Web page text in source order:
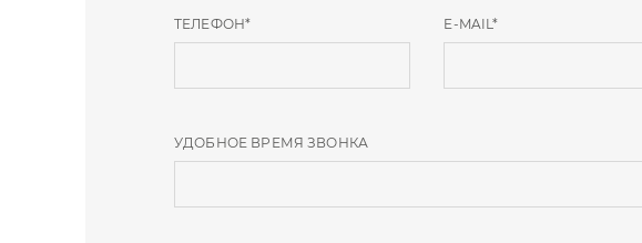
ТЕЛЕФОН* E-MAIL*
УДОБНОЕ ВРЕМЯ ЗВОНКА